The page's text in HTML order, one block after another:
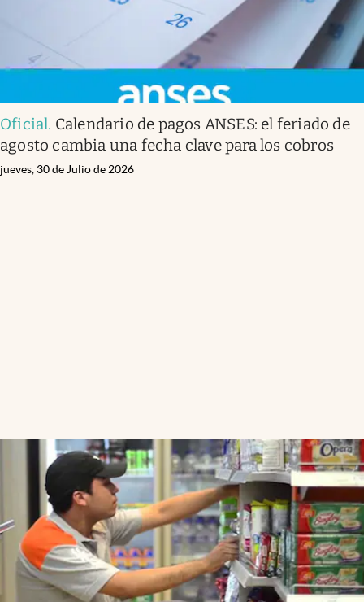
Oficial. Calendario de pagos ANSES: el feriado de
agosto cambia una fecha clave para los cobros
jueves, 30 de Julio de 2026